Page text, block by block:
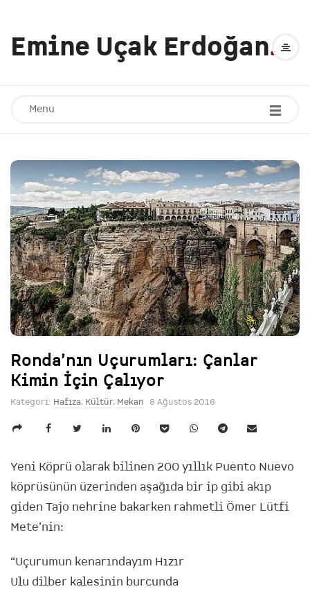
Emine Uçak Erdoğan.
Menu
Ronda’nın Uçurumları: Çanlar
Kimin İçin Çalıyor
Kategori: Hafıza, Kültür, Mekan 8 Ağustos 2016
Yeni Köprü olarak bilinen 200 yıllık Puento Nuevo
köprüsünün üzerinden aşağıda bir ip gibi akıp
giden Tajo nehrine bakarken rahmetli Ömer Lütfi
Mete’nin:
“Uçurumun kenarındayım Hızır
Ulu dilber kalesinin burcunda